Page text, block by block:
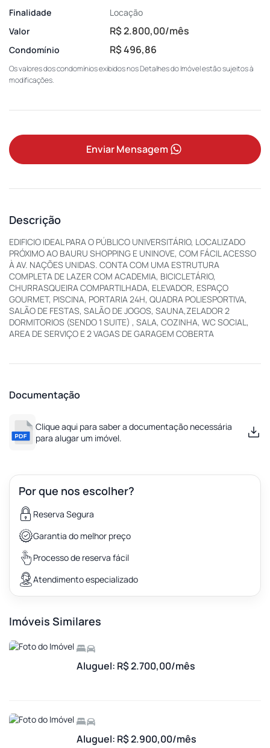
Finalidade
Locação
Valor
R$ 2.800,00/mês
Condomínio R$ 496,86
Os valores dos condomínios exibidos nos Detalhes do Imóvel estão sujeitos à
modificações.
Enviar Mensagem
Descrição
EDIFICIO IDEAL PARA O PÚBLICO UNIVERSITÁRIO, LOCALIZADO
PRÓXIMO AO BAURU SHOPPING E UNINOVE, COM FÁCIL ACESSO
À AV. NAÇÕES UNIDAS. CONTA COM UMA ESTRUTURA
COMPLETA DE LAZER COM ACADEMIA, BICICLETÁRIO,
CHURRASQUEIRA COMPARTILHADA, ELEVADOR, ESPAÇO
GOURMET, PISCINA, PORTARIA 24H, QUADRA POLIESPORTIVA,
SALÃO DE FESTAS, SALÃO DE JOGOS, SAUNA,ZELADOR 2
DORMITORIOS (SENDO 1 SUITE) , SALA, COZINHA, WC SOCIAL,
AREA DE SERVIÇO E 2 VAGAS DE GARAGEM COBERTA
Documentação
Clique aqui para saber a documentação necessária
para alugar um imóvel.
Por que nos escolher?
Reserva Segura
Garantia do melhor preço
Processo de reserva fácil
Atendimento especializado
Imóveis Similares
Aluguel: R$ 2.700,00/mês
Aluguel: R$ 2.900,00/mês